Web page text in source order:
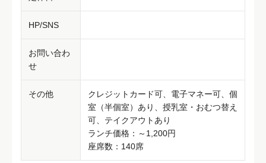
HP/SNS
お問い合わ
せ
その他
クレジットカード可、電子マネー可、個
室（半個室）あり、授乳室・おむつ替え
可、テイクアウトあり
ランチ価格：～1,200円
座席数：140席